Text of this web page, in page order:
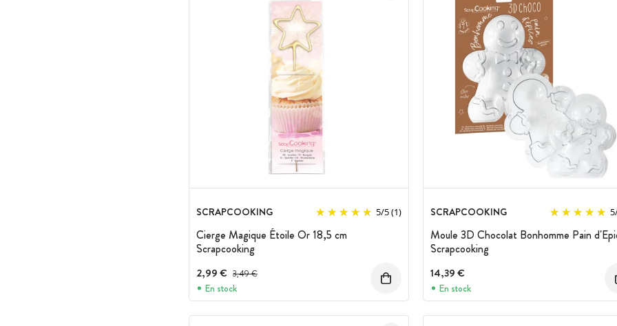
SCRAPCOOKING 5/5(1)
Cierge Magique Étoile Or 18,5 cm
Scrapcooking
2,99 € Prix avant réduction :
3,49 €
En stock
SCRAPCOOKING 5
Moule 3D Chocolat Bonhomme Pain
Scrapcooking
14,39 €
En stock